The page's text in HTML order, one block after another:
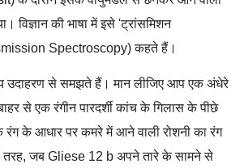
विज्ञान की भाषा में इसे 'ट्रांसमिशन
Spectroscopy) कहते हैं।
उदाहरण से समझते हैं। मान लीजिए आप एक अंधेरे
से एक रंगीन पारदर्शी कांच के गिलास के पीछे
रंग के आधार पर कमरे में आने वाली रोशनी का रंग
तरह, जब Gliese 12 b अपने तारे के सामने से